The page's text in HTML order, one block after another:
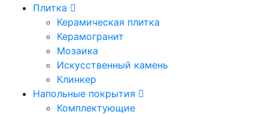
Плитка
Керамическая плитка
Керамогранит
Мозаика
Искусственный камень
Клинкер
Напольные покрытия
Комплектующие